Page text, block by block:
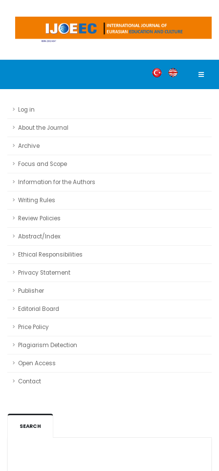
Log in
About the Journal
Archive
Focus and Scope
Information for the Authors
Writing Rules
Review Policies
Abstract/Index
Ethical Responsibilities
Privacy Statement
Publisher
Editorial Board
Price Policy
Plagiarism Detection
Open Access
Contact
SEARCH